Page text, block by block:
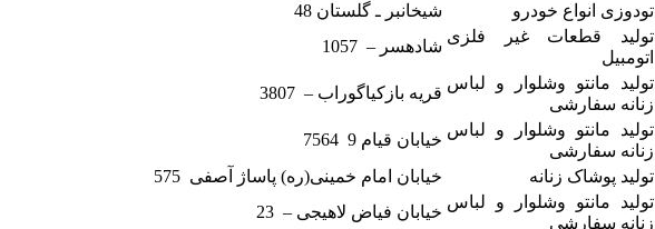
تودوزی انواع خودرو
شیخانبر ـ گلستان 48
تولید قطعات غیر فلزی
اتومبیل
شادهسر – 1057
تولید مانتو وشلوار و لباس
زنانه سفارشی
قریه بازکیاگوراب – 3807
تولید مانتو وشلوار و لباس
زنانه سفارشی
خیابان قیام 9 7564
تولید پوشاک زنانه
خیابان امام خمینی(ره) پاساژ آصفی 575
تولید مانتو وشلوار و لباس
زنانه سفارشی
خیابان فیاض لاهیجی – 23